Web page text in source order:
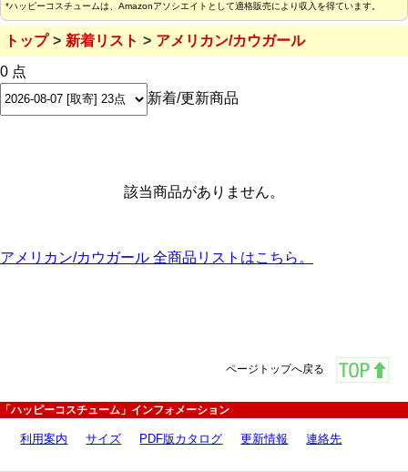
*ハッピーコスチュームは、Amazonアソシエイトとして適格販売により収入を得ています。
トップ 新着リスト
アメリカン/カウガール
0 点
新着/更新商品
該当商品がありません。
アメリカン/カウガール 全商品リストはこちら。
ページトップへ戻る
「ハッピーコスチューム」インフォメーション
利用案内 サイズ PDF版カタログ 更新情報 連絡先